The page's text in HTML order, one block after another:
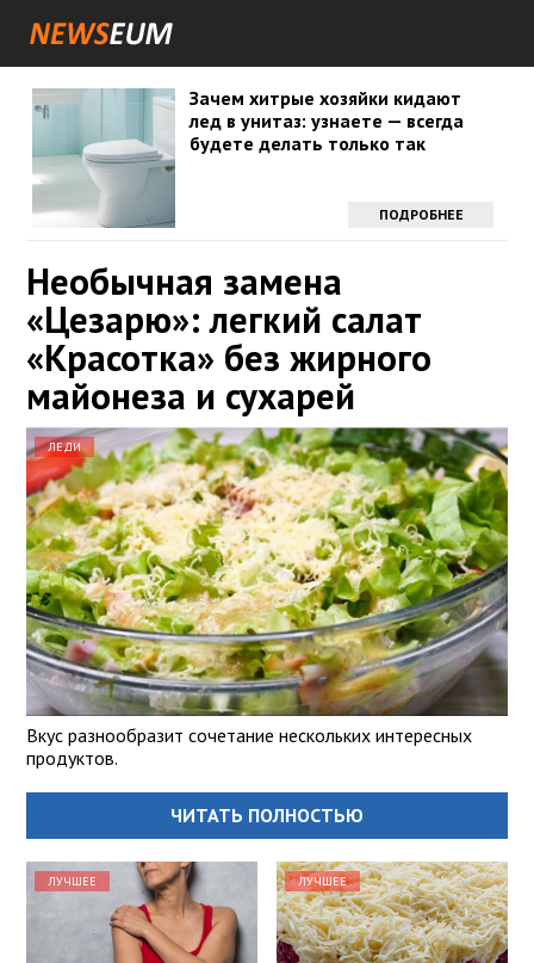
Зачем хитрые хозяйки кидают
лед в унитаз: узнаете — всегда
будете делать только так
ПОДРОБНЕЕ
Необычная замена
«Цезарю»: легкий салат
«Красотка» без жирного
майонеза и сухарей
ЛЕДИ
Вкус разнообразит сочетание нескольких интересных
продуктов.
ЧИТАТЬ ПОЛНОСТЬЮ
ЛУЧШЕЕ ЛУЧШЕЕ